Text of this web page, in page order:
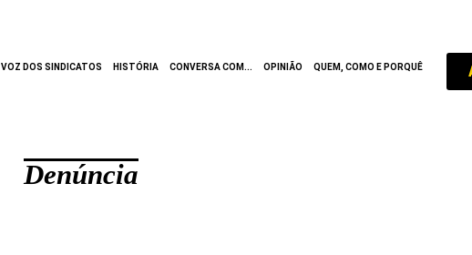
VOZ DOS SINDICATOS HISTÓRIA CONVERSA COM... OPINIÃO QUEM, COMO E PORQUÊ
Denúncia